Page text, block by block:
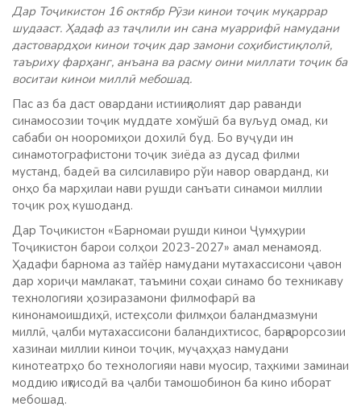
Дар Тоҷикистон 16 октябр Рӯзи кинои тоҷик муқаррар
шудааст. Ҳадаф аз таҷлили ин сана муаррифӣ намудани
дастовардҳои кинои тоҷик дар замони соҳибистиқлолӣ,
таъриху фарҳанг, анъана ва расму оини миллати тоҷик ба
воситаи кинои миллӣ мебошад.
Пас аз ба даст овардани истииқлолият дар раванди
синамосозии тоҷик муддате хомўшӣ ба вуљуд омад, ки
сабаби он нооромиҳои дохилӣ буд. Бо вуҷуди ин
синамотографистони тоҷик зиёда аз дусад филми
мустанд, бадеӣ ва силсилавиро рўи навор оварданд, ки
онҳо ба марҳилаи нави рушди санъати синамои миллии
тоҷик роҳ кушоданд.
Дар Тоҷикистон «Барномаи рушди кинои Ҷумҳурии
Тоҷикистон барои солҳои 2023-2027» амал менамояд.
Ҳадафи барнома аз тайёр намудани мутахассисони ҷавон
дар хориҷи мамлакат, таъмини соҳаи синамо бо техникаву
технологияи ҳозиразамони филмофарӣ ва
кинонамоишдиҳӣ, истеҳсоли филмҳои баландмазмуни
миллӣ, ҷалби мутахассисони баландихтисос, барқарорсозии
хазинаи миллии кинои тоҷик, муҷаҳҳаз намудани
кинотеатрҳо бо технологияи нави муосир, таҳкими заминаи
моддию иқтисодӣ ва ҷалби тамошобинон ба кино иборат
мебошад.